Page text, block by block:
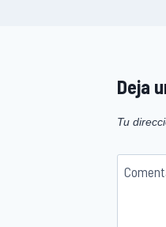
Deja
Tu